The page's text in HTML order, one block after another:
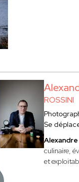
ROSSINI
Se
culinaire,
et